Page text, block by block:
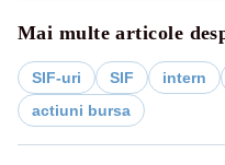
Mai multe articole
SIF-uri SIF intern
actiuni bursa